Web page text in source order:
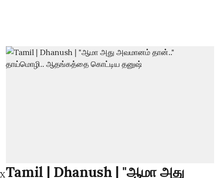
Tamil | Dhanush | "ஆமா அது
X